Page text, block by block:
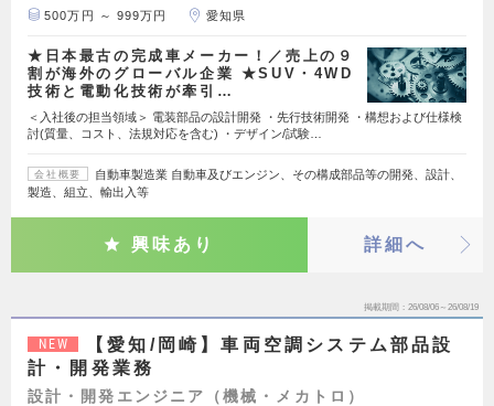
500万円 ～ 999万円 愛知県
★日本最古の完成車メーカー！／売上の９
割が海外のグローバル企業 ★SUV・4WD
技術と電動化技術が牽引…
＜入社後の担当領域＞ 電装部品の設計開発 ・先行技術開発 ・構想および仕様検
討(質量、コスト、法規対応を含む) ・デザイン/試験…
会社概要
自動車製造業 自動車及びエンジン、その構成部品等の開発、設計、
製造、組立、輸出入等
興味あり 詳細へ
掲載期間 26/08/06～26/08/19
NEW
【愛知/岡崎】車両空調システム部品設
計・開発業務
設計・開発エンジニア（機械・メカトロ）